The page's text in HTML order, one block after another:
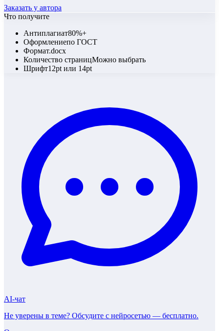
Заказать у автора
Что получите
Антиплагиат80%+
Оформлениепо ГОСТ
Формат.docx
Количество страницМожно выбрать
Шрифт12pt или 14pt
AI-чат
Не уверены в теме? Обсудите с нейросетью — бесплатно.